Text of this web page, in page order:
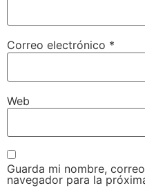
Correo electrónico *
Web
Guarda mi nombre,
navegador para la